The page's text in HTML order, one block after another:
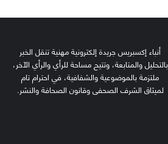
أنباء إكسبريس جريدة إلكترونية مهنية تنقل الخبر
بالتحليل والمتابعة، وتتيح مساحة للرأي والرأي الآخر،
ملتزمة بالموضوعية والشفافية، في احترام تام
لميثاق الشرف الصحفي وقانون الصحافة والنشر.